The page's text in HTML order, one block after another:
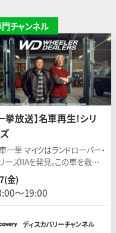
チャンネル
挙放送】名車再生!シリ
一挙 マイクはランドローバー・
ーズIIAを発見。この車を救い
て、元の美しい姿によみがえら
あげたい気持ちになる。
金)
〜19:00
ディスカバリーチャンネル